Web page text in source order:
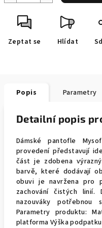
Zeptat se Hlídat
Popis Parametry
Detailní popis
Dámské pantofle
provedení představují
část je zdobena
barvě, které dodávají
obuvi je navržena pro
zachování čistých linií.
nazouváky
Parametry produktu:
platforma Výška